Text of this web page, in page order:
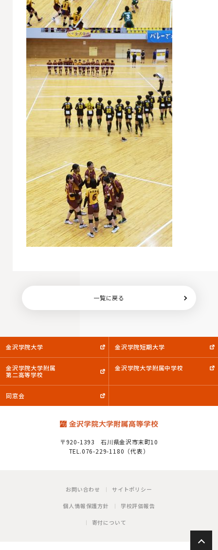
一覧に戻る
金沢学院大学 金沢学院短期大学
金沢学院大学附属
第二高等学校
金沢学院大学附属中学校
同窓会
〒920-1393
石川県金沢市末町10
TEL.076-229-1180（代表）
お問い合わせ サイトポリシー
個人情報保護方針 学校評価報告
寄付について